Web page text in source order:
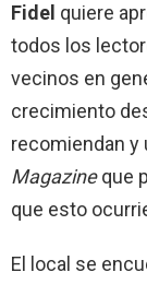
Fidel quiere
todos los
vecinos en
crecimiento
recomiendan y
Magazineque
que esto
El local se